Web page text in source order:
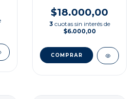
$18.000,00
3 cuotas sin interés de
$6.000,00